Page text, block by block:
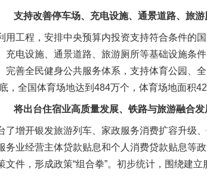
支持改善停车场、充电设施、通景道路、旅
工程，安排中央预算内投资支持符合条件的
充电设施、通景道路、旅游厕所等基础设施条
完善全民健身公共服务体系，支持体育公园、
，全国体育场地达到484万个，体育场地面积
将出台住宿业高质量发展、铁路与旅游融合
增开银发旅游列车、家政服务消费扩容升级
务业经营主体贷款贴息和个人消费贷款贴息等
件，形成政策“组合拳”。初步统计，围绕建